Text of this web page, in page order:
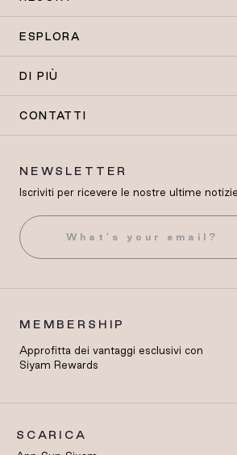
ESPLORA
DI PIÙ
CONTATTI
NEWSLETTER
Iscriviti per ricevere le nostre ultime
MEMBERSHIP
Approfitta dei vantaggi esclusivi con
Siyam Rewards
SCARICA